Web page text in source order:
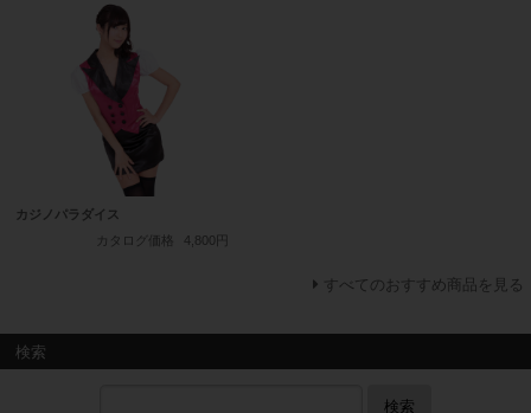
カジノパラダイス
カタログ価格
4,800円
すべてのおすすめ商品を見る
検索
検索